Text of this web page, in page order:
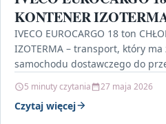
KONTENER
IVECO EUROCARGO 18 ton
IZOTERMA – transport, który ma
samochodu dostawczego do
5 minuty czytania 27 maja 2026
Czytaj więcej